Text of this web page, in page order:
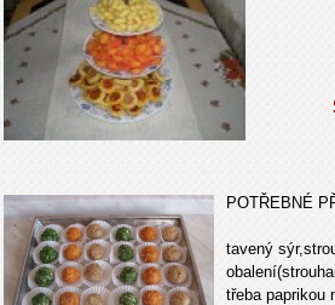
POTŘEBNÉ
tavený
třeba paprikou